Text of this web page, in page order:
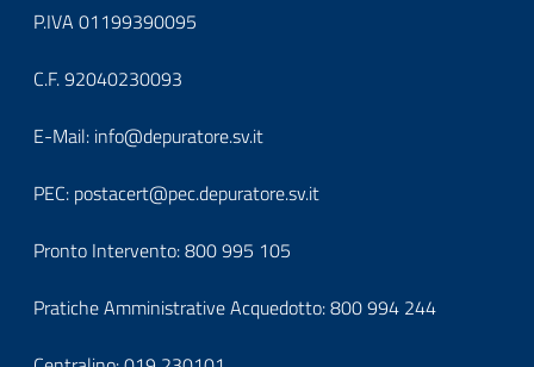
Block
it-
block-
footerindirizzo
P.IVA 01199390095
C.F. 92040230093
Block
it-
block-
footercontatti
E-Mail: info@depuratore.sv.it
PEC: postacert@pec.depuratore.sv.it
Pronto Intervento:800 995 105
Pratiche Amministrative Acquedotto:800 994 244